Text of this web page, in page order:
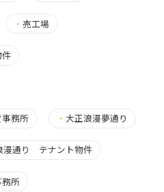
・ 売工場
務所 ・ 大正浪漫夢通り
漫通り テナント物件
所